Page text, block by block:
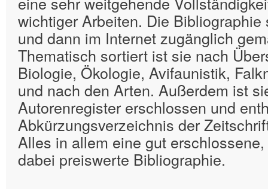
wichtiger Arbeiten. Die
und dann im Internet zugänglich
Thematisch sortiert ist sie nach
Biologie, Ökologie, Avifaunistik,
und nach den Arten. Außerdem ist
Autorenregister erschlossen und
Abkürzungsverzeichnis der
Alles in allem eine gut
dabei preiswerte Bibliographie.